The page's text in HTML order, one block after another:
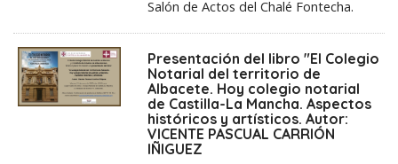
Salón de Actos del Chalé Fontecha.
Presentación del libro "El Colegio
Notarial del territorio de
Albacete. Hoy colegio notarial
de Castilla-La Mancha. Aspectos
históricos y artísticos. Autor:
VICENTE PASCUAL CARRIÓN
IÑIGUEZ